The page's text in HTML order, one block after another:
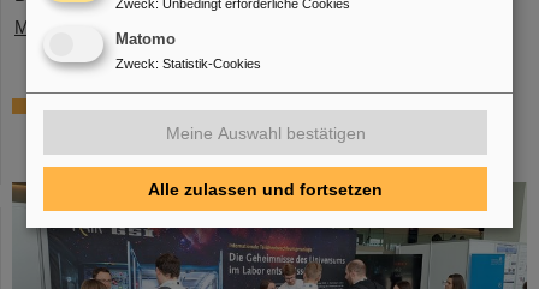
Mehr »
GSI und FAIR beim Tag der offenen Tür in
der Hessischen Landesvertretung in Berlin
Zweck: Unbedingt erforderliche Cookies
Matomo
Zweck: Statistik-Cookies
Meine Auswahl bestätigen
Alle zulassen und fortsetzen